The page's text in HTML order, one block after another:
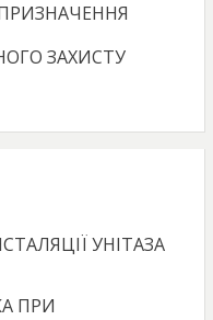
ЗАХИСТУ
УНІТАЗА
ПРИ